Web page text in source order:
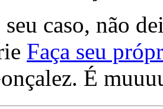
seu caso, não
Faça seu
É